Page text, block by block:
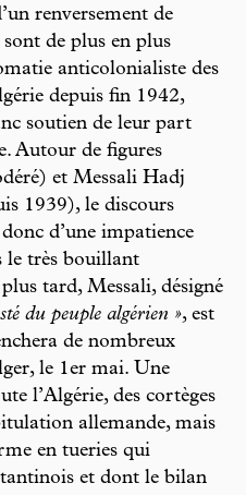
renversement de
de plus en plus
anticolonialiste des
depuis fin 1942,
soutien de leur part
Autour de figures
et Messali Hadj
1939), le discours
d’une impatience
le très bouillant
tard, Messali, désigné
du peuple algérien », est
de nombreux
le 1er mai. Une
l’Algérie, des cortèges
allemande, mais
en tueries qui
et dont le bilan